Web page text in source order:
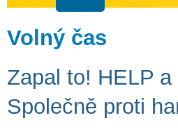
Volný čas
Zapal to! HELP
Společně proti